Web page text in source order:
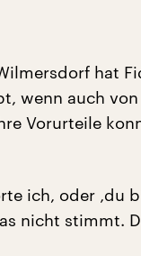
hat
wenn auch von
Vorurteile
ich, oder ‚du
nicht stimmt.